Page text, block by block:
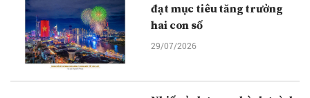
đạt mục tiêu tăng trưởng
hai con số
29/07/2026